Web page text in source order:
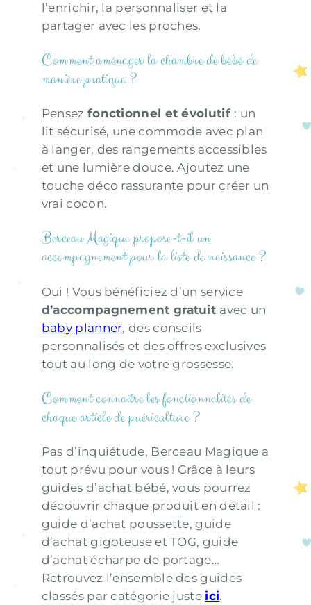
l’enrichir, la personnaliser et la
partager avec les proches.
Comment aménager la chambre de bébé de
manière pratique ?
Pensez fonctionnel et évolutif : un
lit sécurisé, une commode avec plan
à langer, des rangements accessibles
et une lumière douce. Ajoutez une
touche déco rassurante pour créer un
vrai cocon.
Berceau Magique propose-t-il un
accompagnement pour la liste de naissance ?
Oui ! Vous bénéficiez d’un service
d’accompagnement gratuit avec un
baby planner, des conseils
personnalisés et des offres exclusives
tout au long de votre grossesse.
Comment connaître les fonctionnalités de
chaque article de puériculture ?
Pas d’inquiétude, Berceau Magique a
tout prévu pour vous ! Grâce à leurs
guides d’achat bébé, vous pourrez
découvrir chaque produit en détail :
guide d’achat poussette, guide
d’achat gigoteuse et TOG, guide
d’achat écharpe de portage…
Retrouvez l’ensemble des guides
classés par catégorie juste ici.